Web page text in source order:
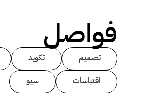
فواصل
تصميم تكويد
اقتباسات
سيو